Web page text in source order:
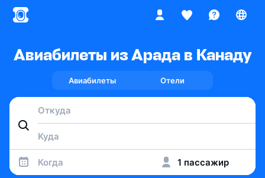
Авиабилеты из Арада в Канаду
Авиабилеты Отели
Когда 1 пассажир